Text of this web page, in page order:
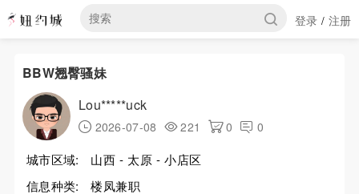
登录 / 注册
BBW翘臀骚妹
Lou*****uck
2026-07-08 221 0 0
城市区域:
山西 - 太原 - 小店区
信息种类:
楼凤兼职